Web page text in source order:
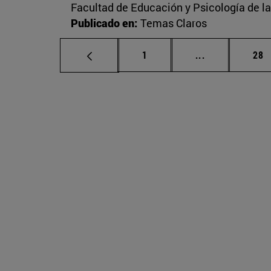
Facultad de Educación y Psicología de
Publicado en: Temas Claros
Página
1 ... Páginas 28